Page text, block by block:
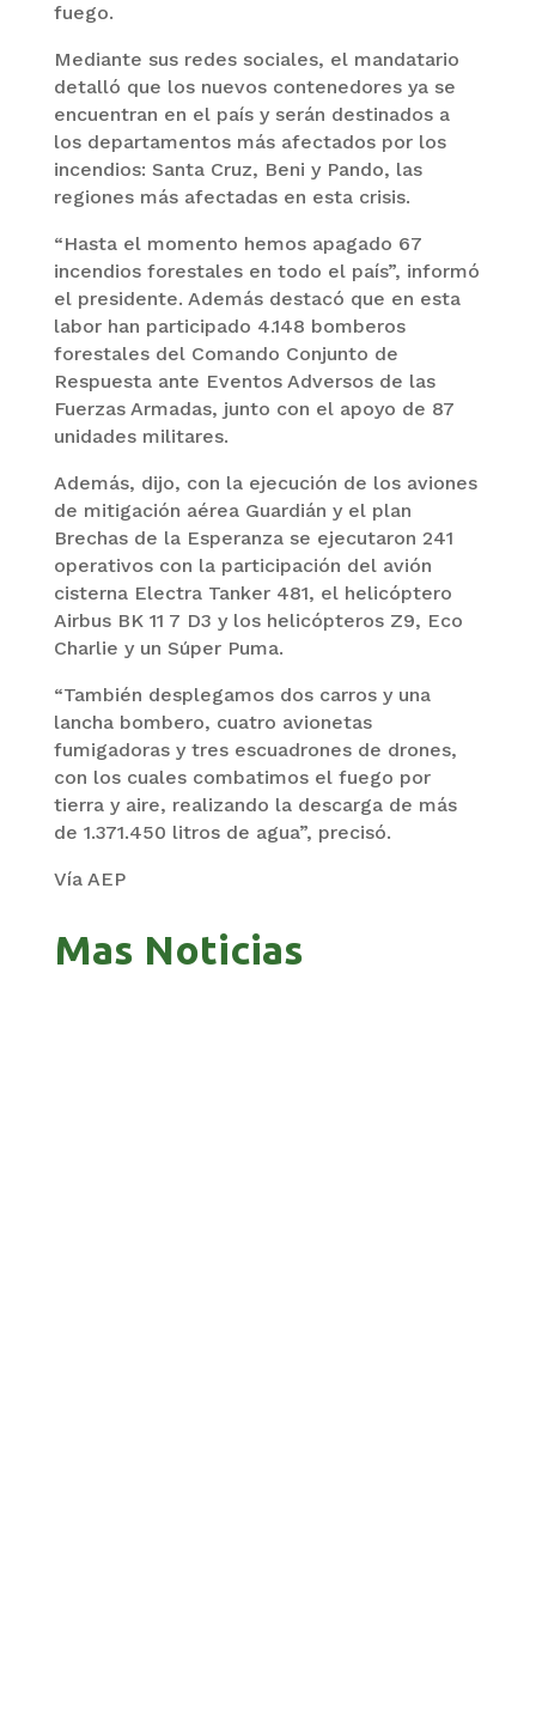
fuego.
Mediante sus redes sociales, el mandatario
detalló que los nuevos contenedores ya se
encuentran en el país y serán destinados a
los departamentos más afectados por los
incendios: Santa Cruz, Beni y Pando, las
regiones más afectadas en esta crisis.
“Hasta el momento hemos apagado 67
incendios forestales en todo el país”, informó
el presidente. Además destacó que en esta
labor han participado 4.148 bomberos
forestales del Comando Conjunto de
Respuesta ante Eventos Adversos de las
Fuerzas Armadas, junto con el apoyo de 87
unidades militares.
Además, dijo, con la ejecución de los aviones
de mitigación aérea Guardián y el plan
Brechas de la Esperanza se ejecutaron 241
operativos con la participación del avión
cisterna Electra Tanker 481, el helicóptero
Airbus BK 11 7 D3 y los helicópteros Z9, Eco
Charlie y un Súper Puma.
“También desplegamos dos carros y una
lancha bombero, cuatro avionetas
fumigadoras y tres escuadrones de drones,
con los cuales combatimos el fuego por
tierra y aire, realizando la descarga de más
de 1.371.450 litros de agua”, precisó.
Vía AEP
Mas Noticias